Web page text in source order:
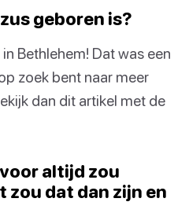
geboren is?
Bethlehem! Dat was een
zoek bent naar meer
dan dit artikel met de
altijd zou
zou dat dan zijn en